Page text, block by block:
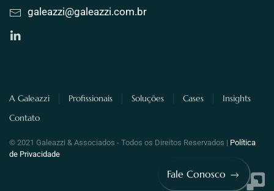
galeazzi@galeazzi.com.br
A Galeazzi Profissionais Soluções Cases
Insights
Contato
© 2021 Galeazzi & Associados - Todos os Direitos Reservados | Política
de Privacidade
Fale Conosco